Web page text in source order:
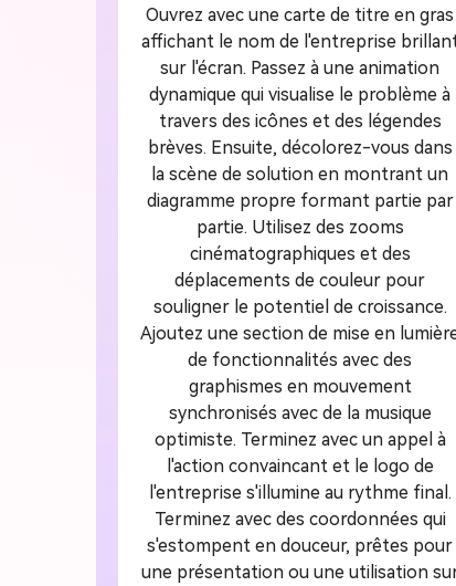
Ouvrez avec une carte de titre en gras
affichant le nom de l'entreprise
sur l'écran. Passez à une animation
dynamique qui visualise le problème à
travers des icônes et des légendes
brèves. Ensuite, décolorez-vous dans
la scène de solution en montrant un
diagramme propre formant partie par
partie. Utilisez des zooms
cinématographiques et des
déplacements de couleur pour
souligner le potentiel de croissance.
Ajoutez une section de mise en
de fonctionnalités avec des
graphismes en mouvement
synchronisés avec de la musique
optimiste. Terminez avec un appel à
l'action convaincant et le logo de
l'entreprise s'illumine au rythme final.
Terminez avec des coordonnées qui
s'estompent en douceur, prêtes pour
une présentation ou une utilisation